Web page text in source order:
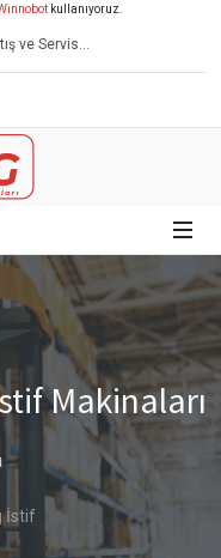
kullanıyoruz.
ve Servis...
Makinaları
İstif